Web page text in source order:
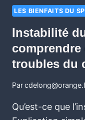
LES BIENFAITS DU
Instabilité
comprendre
troubles du
Par
Qu’est-ce que